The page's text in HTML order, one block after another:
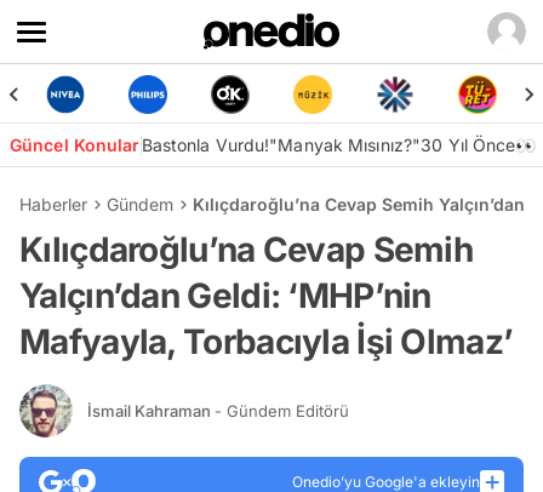
Güncel KonularBastonla Vurdu!"Manyak Mısınız?"30 Yıl Önce👀
Haberler Gündem Kılıçdaroğlu’na Cevap Semih Yalçın’dan
Kılıçdaroğlu’na Cevap Semih
Yalçın’dan Geldi: ‘MHP’nin
Mafyayla, Torbacıyla İşi Olmaz’
İsmail Kahraman - Gündem Editörü
Onedio’yu Google'a ekleyin